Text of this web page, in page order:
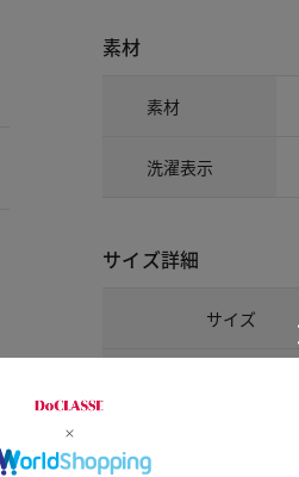
素材
素材
洗濯表示
サイズ詳細
サイズ